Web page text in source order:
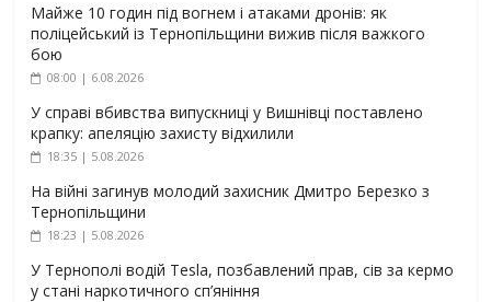
Майже 10 годин під вогнем і атаками дронів: як
поліцейський із Тернопільщини вижив після важкого
бою
08:00 | 6.08.2026
У справі вбивства випускниці у Вишнівці поставлено
крапку: апеляцію захисту відхилили
18:35 | 5.08.2026
На війні загинув молодий захисник Дмитро Березко з
Тернопільщини
18:23 | 5.08.2026
У Тернополі водій Tesla, позбавлений прав, сів за кермо
у стані наркотичного сп’яніння